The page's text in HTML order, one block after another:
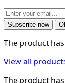
The product
View all
The product